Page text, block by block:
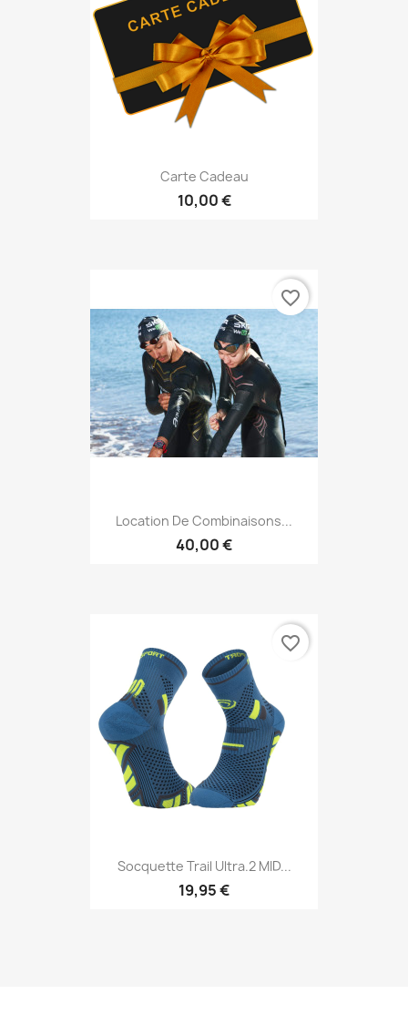
Carte Cadeau
10,00 €
Location De Combinaisons...
40,00 €
favorite_border
Socquette Trail Ultra.2 MID...
19,95 €
favorite_border